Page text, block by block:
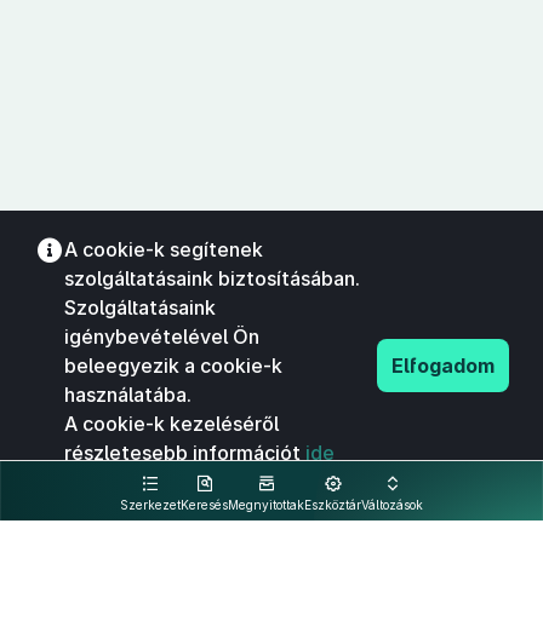
SzerkezetKeresésMegnyitottakEszköztárVáltozások
A cookie-k segítenek
szolgáltatásaink biztosításában.
Szolgáltatásaink
igénybevételével Ön
beleegyezik a cookie-k
használatába.
A cookie-k kezeléséről
részletesebb információt ide
kattintva olvashat.
Elfogadom